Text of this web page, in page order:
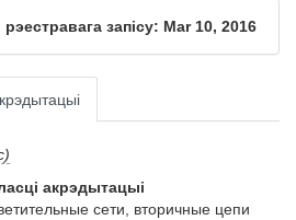
запісу: Mar 10, 2016
акрэдытацыі
сети, вторичные цепи